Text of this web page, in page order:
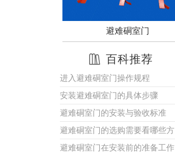
避难硐室门
百科推荐
进入避难硐室门操作规程
安装避难硐室门的具体步骤
避难硐室门的安装与验收标准
避难硐室门在安装前的准备工作